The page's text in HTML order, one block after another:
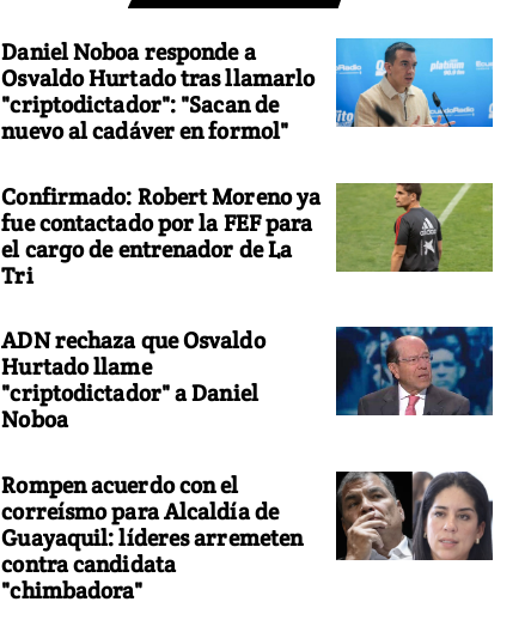
Daniel Noboa responde a
Osvaldo Hurtado tras llamarlo
"criptodictador": "Sacan de
nuevo al cadáver en formol"
Confirmado: Robert Moreno ya
fue contactado por la FEF para
el cargo de entrenador de La
Tri
ADN rechaza que Osvaldo
Hurtado llame
"criptodictador" a Daniel
Noboa
Rompen acuerdo con el
correísmo para Alcaldía de
Guayaquil: líderes arremeten
contra candidata
"chimbadora"